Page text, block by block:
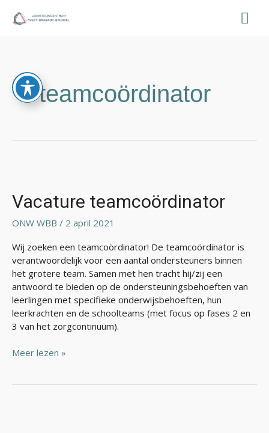
naar
teamcoördinator
Vacature teamcoördinator
ONW WBB / 2 april 2021
Wij zoeken een teamcoördinator! De teamcoördinator is
verantwoordelijk voor een aantal ondersteuners binnen
het grotere team. Samen met hen tracht hij/zij een
antwoord te bieden op de ondersteuningsbehoeften van
leerlingen met specifieke onderwijsbehoeften, hun
leerkrachten en de schoolteams (met focus op fases 2 en
3 van het zorgcontinuüm).
Meer lezen »